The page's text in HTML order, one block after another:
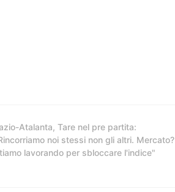
Atalanta, Tare nel pre partita:
noi stessi non gli altri. Mercato?
lavorando per sbloccare l'indice"